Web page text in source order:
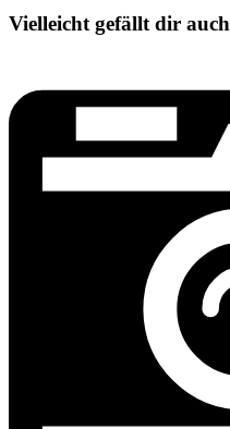
Vielleicht gefällt dir auch